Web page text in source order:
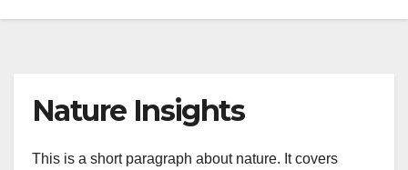
Nature Insights
This is a short paragraph about nature. It covers